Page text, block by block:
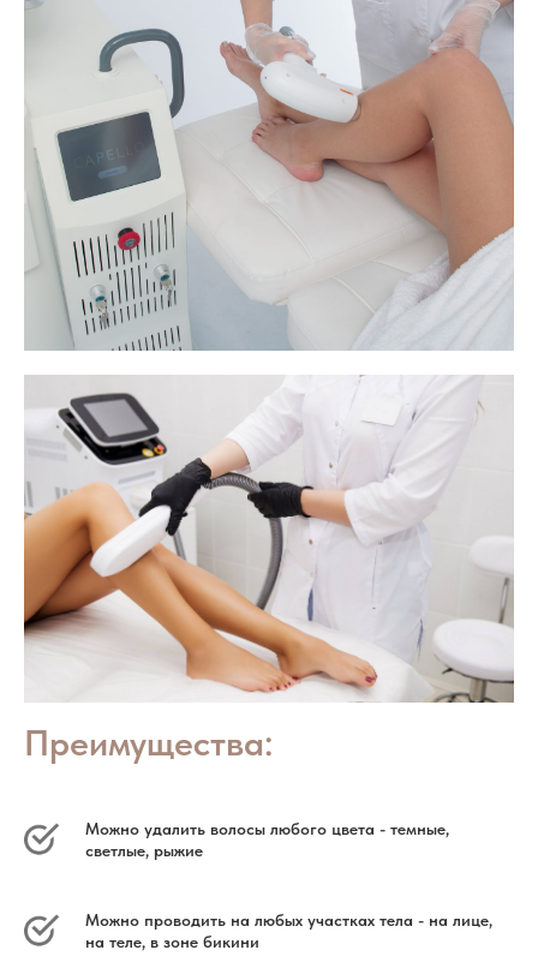
Преимущества:
Можно удалить волосы любого цвета - темные,
светлые, рыжие
Можно проводить на любых участках тела - на лице,
на теле, в зоне бикини